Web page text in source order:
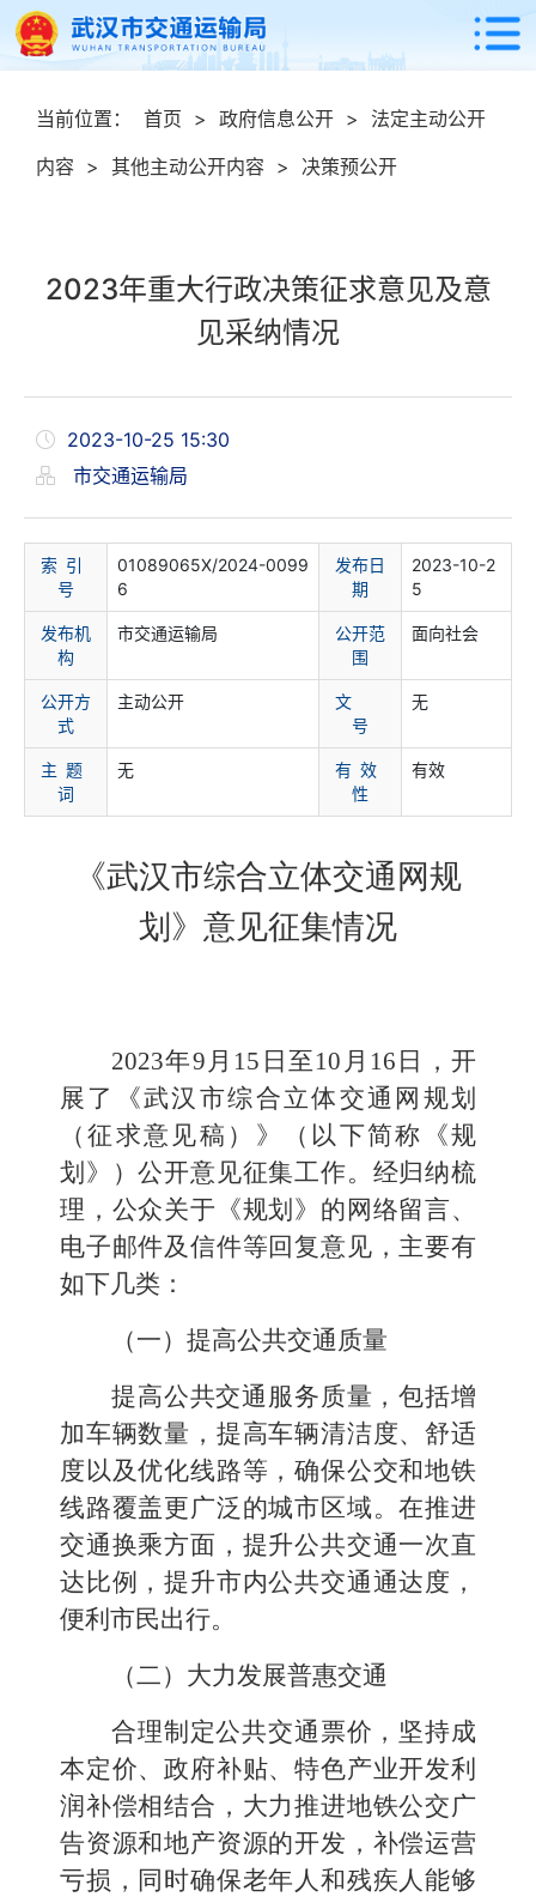
当前位置： 首页 > 政府信息公开 >
法定主动公开
内容 > 其他主动公开内容 > 决策预公开
2023年重大行政决策征求意见及意
见采纳情况
2023-10-25 15:30
市交通运输局
索 引
号
01089065X/2024-0099
6
发布日
期
2023-10-2
5
发布机
构
市交通运输局
公开范
围
面向社会
公开方
式
主动公开
文
号
无
主 题
词
无
有 效
性
有效
《武汉市综合立体交通网规
划》 意见征集情况
2023年9 月 15 日至10 月 16 日，开
展了《武汉市综合立体交通网规划
（征求意见稿） 》（以下简称《规
划》）公开意见征集工作。经归纳梳
理，公众关于 《规划》 的网络留言、
电子邮件及信件等回复意见，主要有
如下几类：
（一）提高公共交通质量
提高公共交通服务质量，包括增
加车辆数量，提高车辆清洁度、舒适
度以及优化线路等，确保公交和地铁
线路覆盖更广泛的城市区域。在推进
交通换乘方面，提升公共交通一次直
达比例，提升市内公共交通通达度，
便利市民出行。
（二）大力发展普惠交通
合理制定公共交通票价，坚持成
本定价、政府补贴、特色产业开发利
润补偿相结合，大力推进地铁公交广
告资源和地产资源的开发，补偿运营
亏损，同时确保老年人和残疾人能够